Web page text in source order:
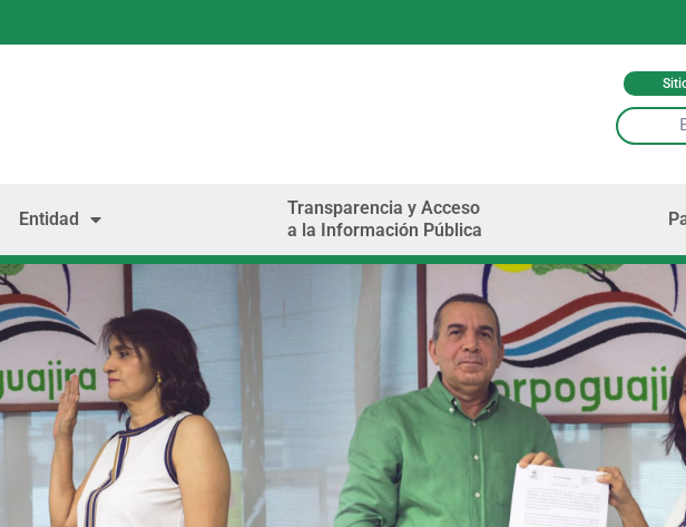
Entidad
Transparencia y Acceso
a la Información Pública